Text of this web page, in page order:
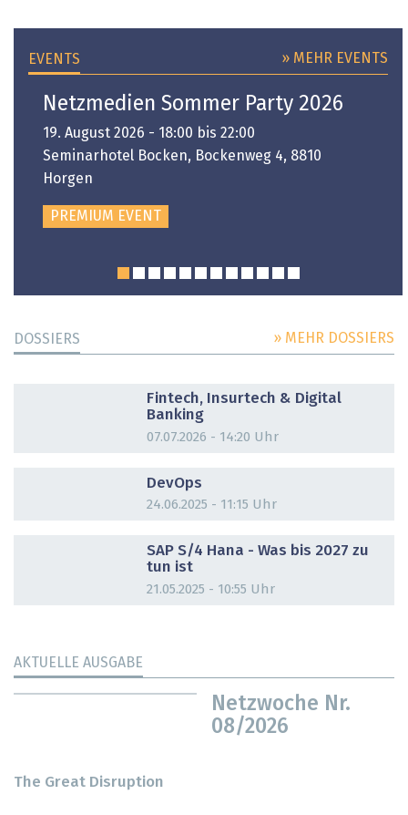
EVENTS » MEHR EVENTS
Netzmedien Sommer Party 2026
19. August 2026 - 18:00 bis 22:00
Seminarhotel Bocken, Bockenweg 4, 8810
Horgen
PREMIUM EVENT
DOSSIERS » MEHR DOSSIERS
Fintech, Insurtech & Digital
Banking
07.07.2026 - 14:20 Uhr
DevOps
24.06.2025 - 11:15 Uhr
SAP S/4 Hana - Was bis 2027 zu
tun ist
21.05.2025 - 10:55 Uhr
AKTUELLE AUSGABE
Netzwoche Nr.
08/2026
The Great Disruption